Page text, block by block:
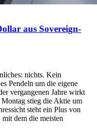
aus Sovereign-
nichts. Kein
Pendeln um die eigene
vergangenen Jahre wirkt
stieg die Aktie um
steht ein Plus von
dem die meisten